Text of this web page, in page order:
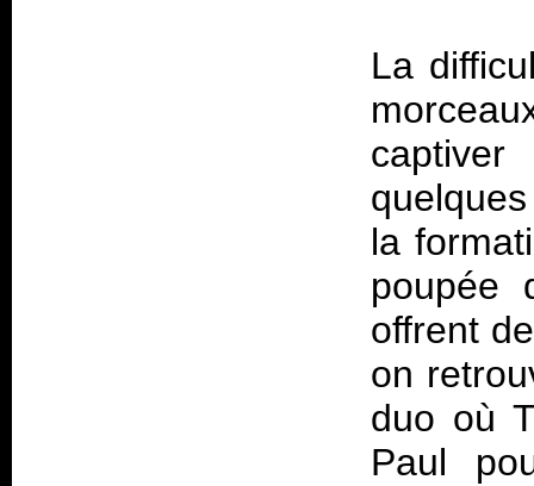
La
la
poupée
offrent
on
duo où
Paul